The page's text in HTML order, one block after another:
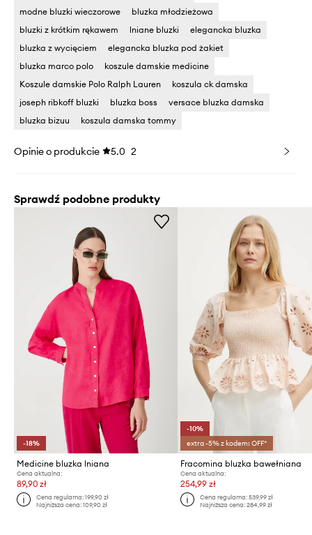
modne bluzki wieczorowe
bluzka młodzieżowa
bluzki z krótkim rękawem
lniane bluzki
elegancka bluzka
bluzka z wycięciem
elegancka bluzka pod żakiet
bluzka marco polo
koszule damskie medicine
Koszule damskie Polo Ralph Lauren
koszula ck damska
joseph ribkoff bluzki
bluzka boss
versace bluzka damska
bluzka bizuu
koszula damska tommy
Opinie o produkcie 5.0 2
Sprawdź podobne produkty
-18%
Medicine bluzka lniana
Cena aktualna:
89,90 zł
Cena regularna:199,90 zł
Najniższa cena:109,90 zł
-10%
extra -5% z kodem: OFF*
Fracomina bluzka bawełniana
Cena aktualna:
254,99 zł
Cena regularna: 539,99 zł
Najniższa cena: 284,99 zł